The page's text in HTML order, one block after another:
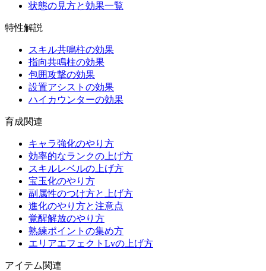
状態の見方と効果一覧
特性解説
スキル共鳴柱の効果
指向共鳴柱の効果
包囲攻撃の効果
設置アシストの効果
ハイカウンターの効果
育成関連
キャラ強化のやり方
効率的なランクの上げ方
スキルレベルの上げ方
宝玉化のやり方
副属性のつけ方と上げ方
進化のやり方と注意点
覚醒解放のやり方
熟練ポイントの集め方
エリアエフェクトLvの上げ方
アイテム関連